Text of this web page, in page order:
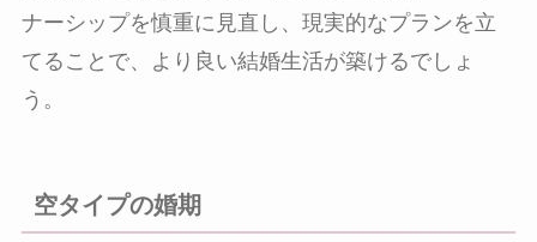
ナーシップを慎重に見直し、現実的なプランを立
てることで、より良い結婚生活が築けるでしょ
う。
空タイプの婚期